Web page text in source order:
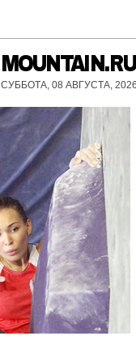
MOUNTAIN.RU
СУББОТА, 08 АВГУСТА, 2026